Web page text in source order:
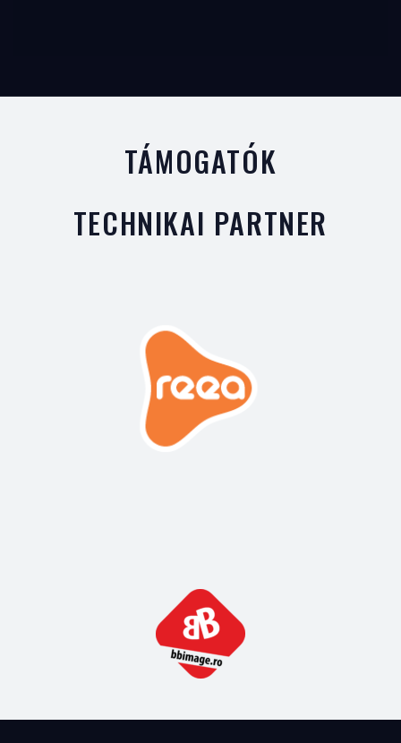
TÁMOGATÓK
TECHNIKAI PARTNER